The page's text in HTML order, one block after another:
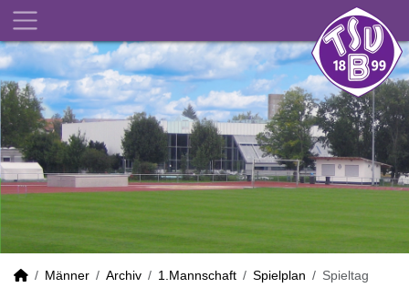
Männer Archiv 1.Mannschaft Spielplan Spieltag